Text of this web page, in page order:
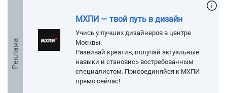
Реклама
МХПИ — твой путь в дизайн
Учись у лучших дизайнеров в центре
Москвы.
Развивай креатив, получай актуальные
навыки и становись востребованным
специалистом. Присоединяйся к МХПИ
прямо сейчас!